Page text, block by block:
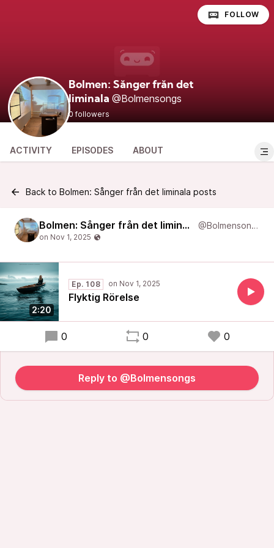
Bolmen: Sånger från det
liminala @Bolmensongs
0 followers
FOLLOW
ACTIVITY EPISODES ABOUT
Back to Bolmen: Sånger från det liminala posts
Bolmen: Sånger från det liminala @Bolmensongs
2:20
Ep. 108
Flyktig Rörelse
0 0 0
Reply to @Bolmensongs